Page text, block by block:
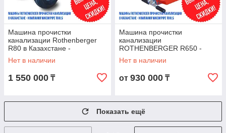
Машина прочистки
канализации Rothenberger
R80 в Казахстане -
wikomtools.kz
Нет в наличии
1 550 000 ₸
Машина прочистки
канализации
ROTHENBERGER R650 -
wikomtools.kz
Нет в наличии
от 930 000 ₸
Показать ещё